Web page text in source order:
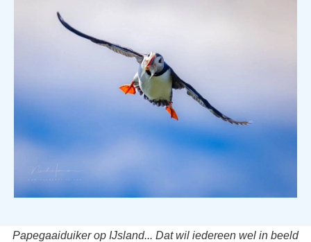
Papegaaiduiker op IJsland... Dat wil iedereen wel in beeld